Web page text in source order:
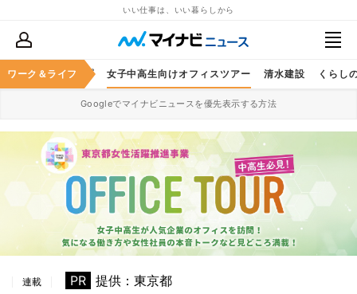
いい仕事は、いい暮らしから
ワーク＆ライフ
リックスグループ 女子中高生向けオフィスツアー 清水建設 くらし
Googleでマイナビニュースを優先表示する方法
連載 PR 提供：東京都